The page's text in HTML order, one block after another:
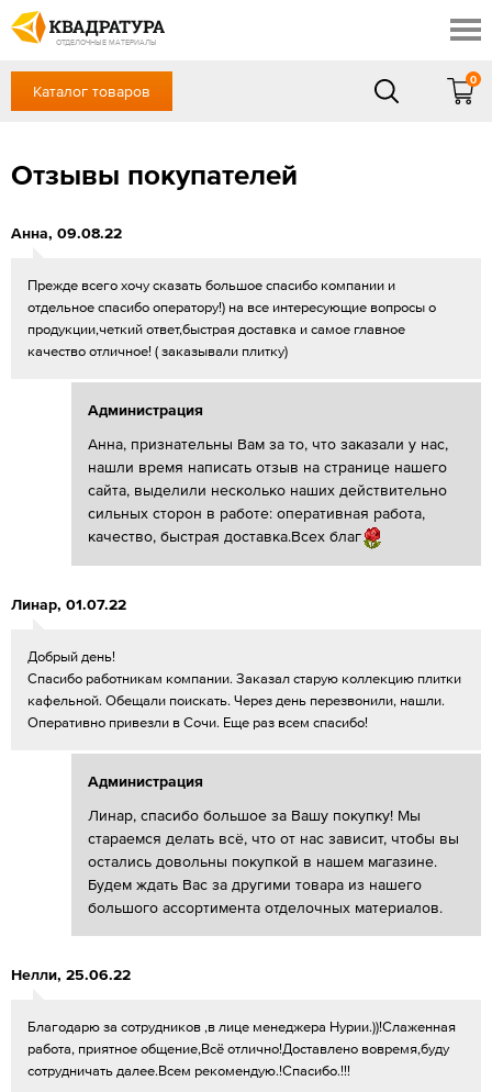
ОТДЕЛОЧНЫЕ МАТЕРИАЛЫ
Скидки
Акции
Готовые решения
Доставка и оплата
Отзывы
+7 (8652) 20-54-77
ЗАКАЗАТЬ ЗВОНОК
Каталог товаров
0
Отзывы покупателей
Анна, 09.08.22
Прежде всего хочу сказать большое спасибо компании и
отдельное спасибо оператору!) на все интересующие вопросы о
продукции,четкий ответ,быстрая доставка и самое главное
качество отличное! ( заказывали плитку)
Администрация
Анна, признательны Вам за то, что заказали у нас,
нашли время написать отзыв на странице нашего
сайта, выделили несколько наших действительно
сильных сторон в работе: оперативная работа,
качество, быстрая доставка.Всех благ
Линар, 01.07.22
Добрый день!
Спасибо работникам компании. Заказал старую коллекцию плитки
кафельной. Обещали поискать. Через день перезвонили, нашли.
Оперативно привезли в Сочи. Еще раз всем спасибо!
Администрация
Линар, спасибо большое за Вашу покупку! Мы
стараемся делать всё, что от нас зависит, чтобы вы
остались довольны покупкой в нашем магазине.
Будем ждать Вас за другими товара из нашего
большого ассортимента отделочных материалов.
Нелли, 25.06.22
Благодарю за сотрудников ,в лице менеджера Нурии.))!Слаженная
работа, приятное общение,Всё отлично!Доставлено вовремя,буду
сотрудничать далее.Всем рекомендую.!Спасибо.!!!